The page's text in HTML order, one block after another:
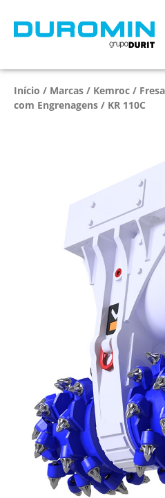
Início / Marcas / Kemroc /
com Engrenagens / KR 110C